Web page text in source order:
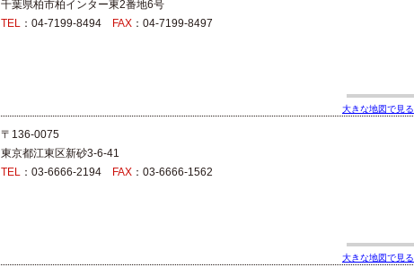
大きな地図で見る
千葉県柏市柏インター東2番地6号
TEL ：04-7199-8494 FAX ：04-7199-8497
大きな地図で見る
〒136-0075
東京都江東区新砂3-6-41
TEL ：03-6666-2194 FAX ：03-6666-1562